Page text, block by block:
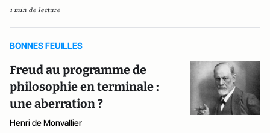
1 min de lecture
BONNES FEUILLES
Freud au programme de
philosophie en terminale :
une aberration ?
Henri de Monvallier